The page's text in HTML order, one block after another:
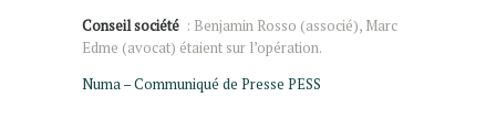
Conseil société : Benjamin Rosso (associé), Marc
Edme (avocat) étaient sur l’opération.
Numa – Communiqué de Presse PESS